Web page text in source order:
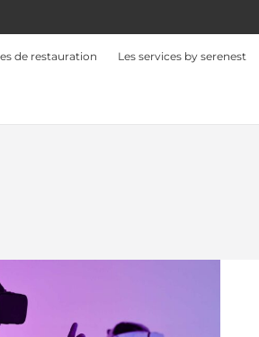
de restauration Les services by serenest